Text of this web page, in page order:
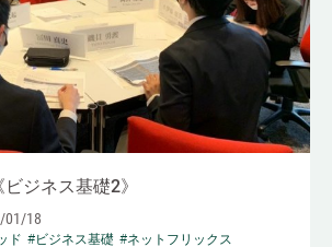
ジネス基礎2》
01/18
ド #ビジネス基礎 #ネットフリックス